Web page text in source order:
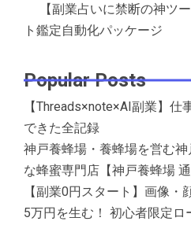
【副業占いに禁断の神ツ
ト鑑定自動化パッケージ
Popular Posts
【Threads×note×AI副業】
できた全記録
神戸養蜂場・養蜂場を営む
な蜂蜜専門店【神戸養蜂場 通
【副業0円スタート】画像・
5万円を生む！ 初心者限定ロ